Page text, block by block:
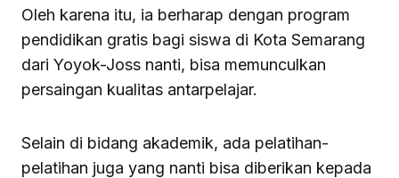
Oleh karena itu, ia berharap dengan program
pendidikan gratis bagi siswa di Kota Semarang
dari Yoyok-Joss nanti, bisa memunculkan
persaingan kualitas antarpelajar.
Selain di bidang akademik, ada pelatihan-
pelatihan juga yang nanti bisa diberikan kepada